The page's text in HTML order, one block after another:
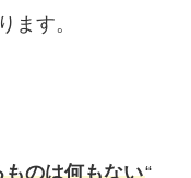
ます。
のは何もない“